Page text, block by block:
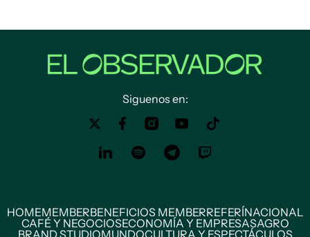
Siguenos en:
HOMEMEMBERBENEFICIOS MEMBERREFERÍNACIONAL
CAFÉ Y NEGOCIOSECONOMÍA Y EMPRESASAGRO